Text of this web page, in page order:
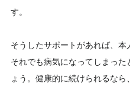
す。
そうしたサポートがあれば、本
それでも病気になってしまっ
ょう。健康的に続けられるな